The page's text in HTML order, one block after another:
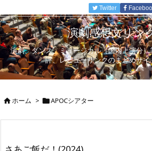
Twitter
演劇感想文リン
演劇、ダンス、ミュージカル（国内上演分
評、レビューリンクのまとめサ
ホーム > APOCシアター